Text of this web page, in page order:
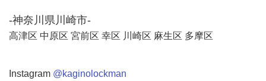
-神奈川県川崎市-
高津区 中原区 宮前区 幸区 川崎区 麻生区 多摩区
Instagram @kaginolockman